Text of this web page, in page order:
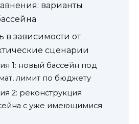
варианты
в зависимости от
сценарии
1: новый бассейн под
лимит по бюджету
2: реконструкция
с уже имеющимися